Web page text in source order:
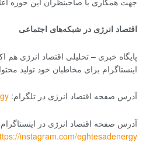
اقتصاد انرژی در شبکه‌های اجتماعی
پایگاه خبری – تحلیلی اقتصاد انرژی هم
اینستاگرام برای مخاطبان خود تولید
آدرس صفحه اقتصاد انرژی در تلگرام:
آدرس صفحه اقتصاد انرژی در
instagram.com/eghtesadenergy